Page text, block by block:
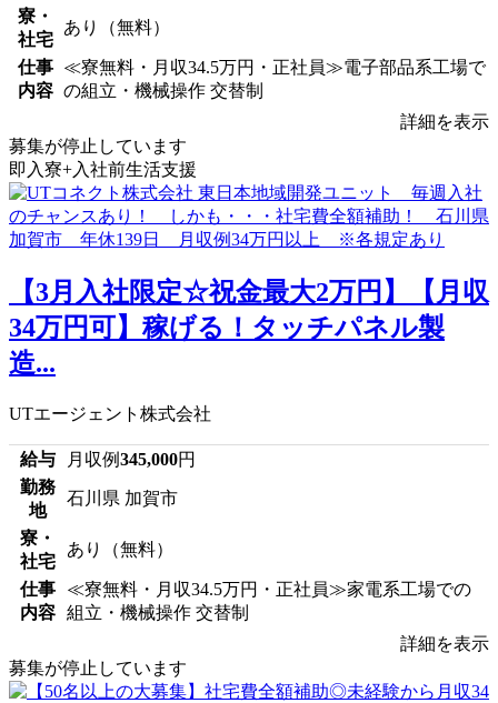
寮・
社宅
あり（無料）
仕事
内容
≪寮無料・月収34.5万円・正社員≫電子部品系工場で
の組立・機械操作 交替制
詳細を表示
募集が停止しています
即入寮+入社前生活支援
【3月入社限定☆祝金最大2万円】【月収
34万円可】稼げる！タッチパネル製
造...
UTエージェント株式会社
給与 月収例345,000円
勤務
地
石川県 加賀市
寮・
社宅
あり（無料）
仕事
内容
≪寮無料・月収34.5万円・正社員≫家電系工場での
組立・機械操作 交替制
詳細を表示
募集が停止しています